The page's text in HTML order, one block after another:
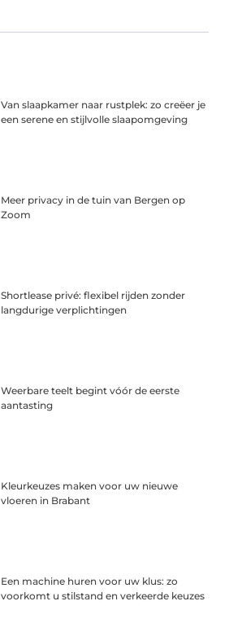
Van slaapkamer naar rustplek: zo creëer je
een serene en stijlvolle slaapomgeving
Meer privacy in de tuin van Bergen op
Zoom
Shortlease privé: flexibel rijden zonder
langdurige verplichtingen
Weerbare teelt begint vóór de eerste
aantasting
Kleurkeuzes maken voor uw nieuwe
vloeren in Brabant
Een machine huren voor uw klus: zo
voorkomt u stilstand en verkeerde keuzes